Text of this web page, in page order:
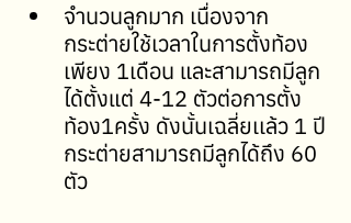
จำนวนลูกมาก เนื่องจาก
กระต่ายใช้เวลาในการตั้งท้อง
เพียง 1เดือน และสามารถมีลูก
ได้ตั้งแต่ 4-12 ตัวต่อการตั้ง
ท้อง1ครั้ง ดังนั้นเฉลี่ยเเล้ว 1 ปี
กระต่ายสามารถมีลูกได้ถึง 60
ตัว